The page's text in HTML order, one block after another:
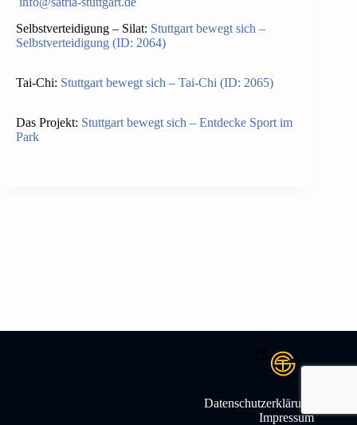
Selbstverteidigung – Silat: Stuttgart bewegt sich –
Selbstverteidigung (ID: 2064)
Tai-Chi: Stuttgart bewegt sich – Tai-Chi (ID: 2065)
Das Projekt: Stuttgart bewegt sich – Entdecke Sport im
Park
Datenschutzerklärung
Impressum